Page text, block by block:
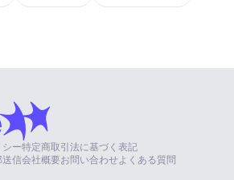
ー特定商取引法に基づく表記
送信会社概要お問い合わせ よくある質問